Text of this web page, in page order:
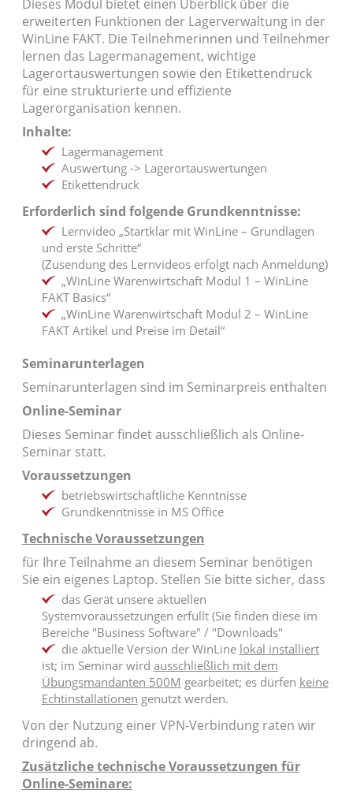
Dieses Modul bietet einen Überblick über die
erweiterten Funktionen der Lagerverwaltung in der
WinLine FAKT. Die Teilnehmerinnen und Teilnehmer
lernen das Lagermanagement, wichtige
Lagerortauswertungen sowie den Etikettendruck
für eine strukturierte und effiziente
Lagerorganisation kennen.
Inhalte:
Lagermanagement
Auswertung -> Lagerortauswertungen
Etikettendruck
Erforderlich sind folgende Grundkenntnisse:
Lernvideo „Startklar mit WinLine – Grundlagen
und erste Schritte“
(Zusendung des Lernvideos erfolgt nach Anmeldung)
„WinLine Warenwirtschaft Modul 1 – WinLine
FAKT Basics“
„WinLine Warenwirtschaft Modul 2 – WinLine
FAKT Artikel und Preise im Detail“
Seminarunterlagen
Seminarunterlagen sind im Seminarpreis enthalten
Online-Seminar
Dieses Seminar findet ausschließlich als Online-
Seminar statt.
Voraussetzungen
betriebswirtschaftliche Kenntnisse
Grundkenntnisse in MS Office
Technische Voraussetzungen
für Ihre Teilnahme an diesem Seminar benötigen
Sie ein eigenes Laptop. Stellen Sie bitte sicher, dass
das Gerät unsere aktuellen
Systemvoraussetzungen erfüllt (Sie finden diese im
Bereiche "Business Software" / "Downloads"
die aktuelle Version der WinLine lokal installiert
ist; im Seminar wird ausschließlich mit dem
Übungsmandanten 500M gearbeitet; es dürfen keine
Echtinstallationen genutzt werden.
Von der Nutzung einer VPN-Verbindung raten wir
dringend ab.
Zusätzliche technische Voraussetzungen für
Online-Seminare: